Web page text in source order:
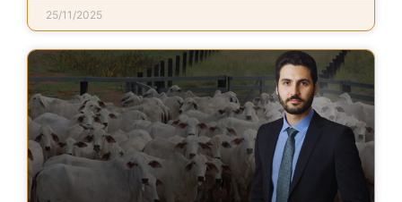
25/11/2025